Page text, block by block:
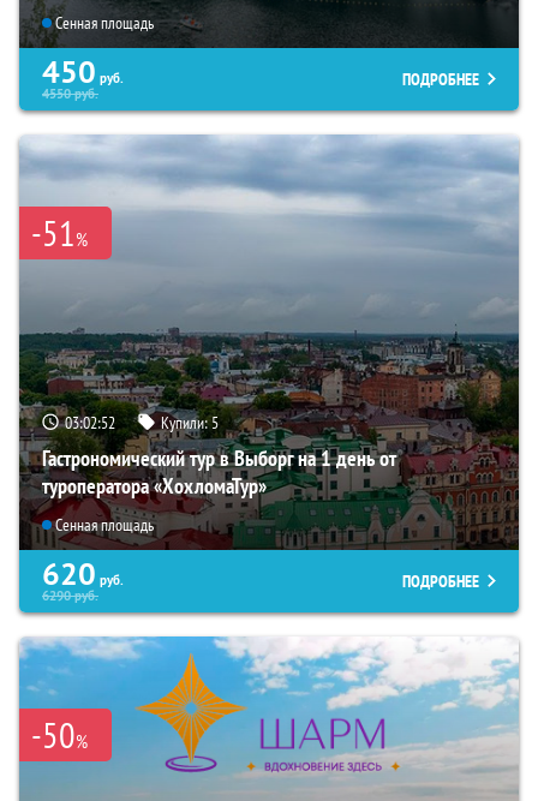
Сенная площадь
450 руб.
4550руб.
ПОДРОБНЕЕ
-51%
03:02:51 Купили:5
Гастрономический тур в Выборг на 1 день от
туроператора «ХохломаТур»
Сенная площадь
620 руб.
6290руб.
ПОДРОБНЕЕ
-50%